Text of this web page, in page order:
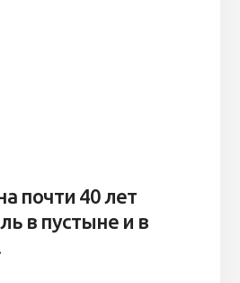
почти 40 лет
в пустыне и в